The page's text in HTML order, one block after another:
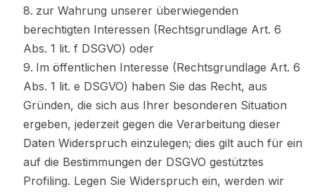
zur Wahrung unserer überwiegenden
berechtigten Interessen (Rechtsgrundlage Art. 6
Abs. 1 lit. f DSGVO) oder
Im öffentlichen Interesse (Rechtsgrundlage Art. 6
Abs. 1 lit. e DSGVO) haben Sie das Recht, aus
Gründen, die sich aus Ihrer besonderen Situation
ergeben, jederzeit gegen die Verarbeitung dieser
Daten Widerspruch einzulegen; dies gilt auch für ein
auf die Bestimmungen der DSGVO gestütztes
Profiling. Legen Sie Widerspruch ein, werden wir